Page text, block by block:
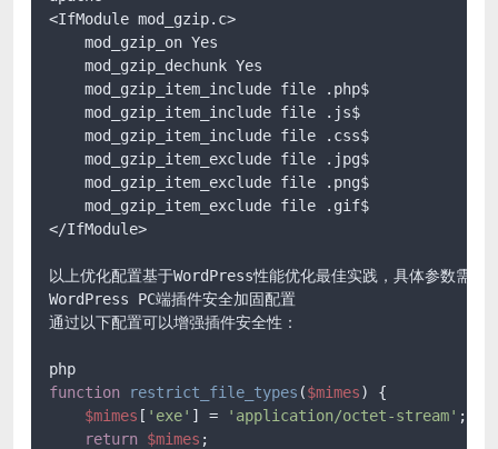
<IfModule mod_gzip.c>
    mod_gzip_on Yes
    mod_gzip_dechunk Yes
    mod_gzip_item_include file .php$
    mod_gzip_item_include file .js$
    mod_gzip_item_include file .css$
    mod_gzip_item_exclude file .jpg$
    mod_gzip_item_exclude file .png$
    mod_gzip_item_exclude file .gif$
</IfModule>
以上优化配置基于WordPress性能优化最佳实践，具体参数需
WordPress PC端插件安全加固配置
通过以下配置可以增强插件安全性：
function
restrict_file_types ($mimes) {
$mimes [ 'exe' ] = 'application/octet-stream' ;
return $mimes ;